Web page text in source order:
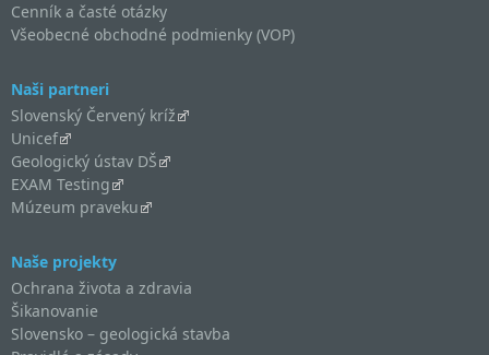
Cenník a časté otázky
Všeobecné obchodné podmienky (VOP)
Naši partneri
Slovenský Červený kríž
Unicef
Geologický ústav DŠ
EXAM Testing
Múzeum praveku
Naše projekty
Ochrana života a zdravia
Šikanovanie
Slovensko – geologická stavba